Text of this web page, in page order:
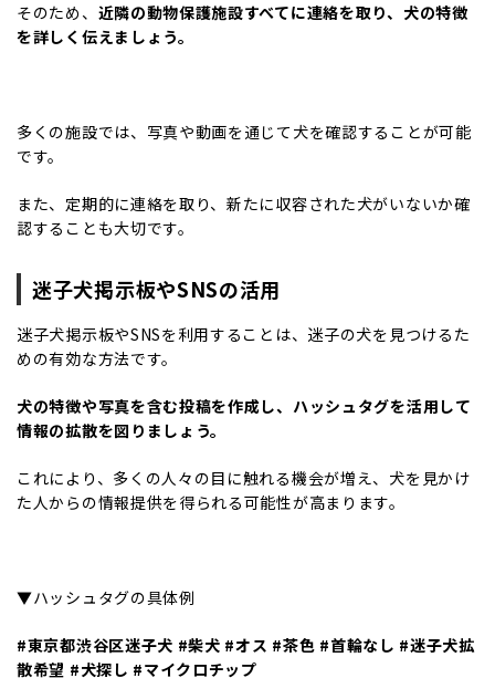
そのため、 近隣の動物保護施設すべてに連絡を取り、犬の特徴
を詳しく伝えましょう。
多くの施設では、写真や動画を通じて犬を確認することが可能
です。
また、定期的に連絡を取り、新たに収容された犬がいないか確
認することも大切です。
迷子犬掲示板やSNSの活用
迷子犬掲示板やSNSを利用することは、迷子の犬を見つけるた
めの有効な方法です。
犬の特徴や写真を含む投稿を作成し、ハッシュタグを活用して
情報の拡散を図りましょう。
これにより、多くの人々の目に触れる機会が増え、犬を見かけ
た人からの情報提供を得られる可能性が高まります。
▼ハッシュタグの具体例
#東京都渋谷区迷子犬 #柴犬 #オス #茶色 #首輪なし #迷子犬拡
散希望 #犬探し #マイクロチップ